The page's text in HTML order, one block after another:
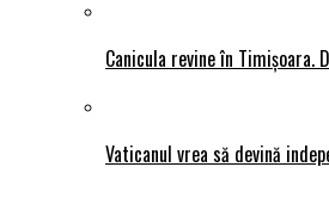
Canicula revine în Timișoara.
Vaticanul vrea să devină